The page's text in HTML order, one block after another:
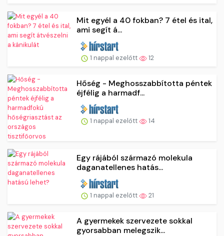
Mit egyél a 40 fokban? 7 étel és ital,
ami segít á...
1 nappal ezelőtt 12
Hőség - Meghosszabbította péntek
éjfélig a harmadf...
1 nappal ezelőtt 14
Egy rájából származó molekula
daganatellenes hatás...
1 nappal ezelőtt 21
A gyermekek szervezete sokkal
gyorsabban melegszik...